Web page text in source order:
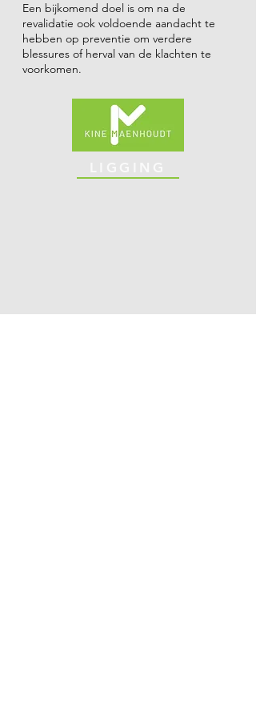
Een bijkomend doel is om na de
revalidatie ook voldoende aandacht te
hebben op preventie om verdere
blessures of herval van de klachten te
voorkomen.